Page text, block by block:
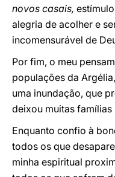
novos casais,
alegria de acolher e
incomensurável de
Por fim, o meu
populações da
uma inundação, que
deixou muitas famílias
Enquanto confio à
todos os que
minha espiritual